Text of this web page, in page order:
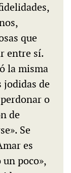
que
entre sí.
la misma
jodidas de
o
de
Se
es
poco»,